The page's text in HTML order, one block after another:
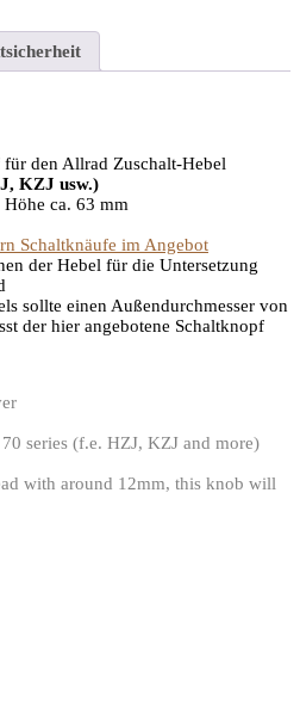
den Allrad Zuschalt-Hebel
KZJ usw.)
ca. 63 mm
Schaltknäufe im Angebot
der Hebel für die Untersetzung
sollte einen Außendurchmesser von
der hier angebotene Schaltknopf
series (f.e. HZJ, KZJ and more)
with around 12mm, this knob will